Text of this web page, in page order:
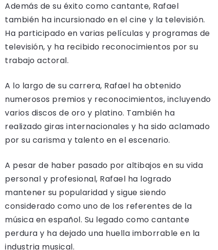
Además de su éxito como cantante, Rafael
también ha incursionado en el cine y la televisión.
Ha participado en varias películas y programas de
televisión, y ha recibido reconocimientos por su
trabajo actoral.
A lo largo de su carrera, Rafael ha obtenido
numerosos premios y reconocimientos, incluyendo
varios discos de oro y platino. También ha
realizado giras internacionales y ha sido aclamado
por su carisma y talento en el escenario.
A pesar de haber pasado por altibajos en su vida
personal y profesional, Rafael ha logrado
mantener su popularidad y sigue siendo
considerado como uno de los referentes de la
música en español. Su legado como cantante
perdura y ha dejado una huella imborrable en la
industria musical.